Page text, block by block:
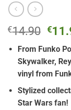
€14.90
price
was:
€
From Funko
Skywalker,
vinyl from
Stylized
Star Wars fan!